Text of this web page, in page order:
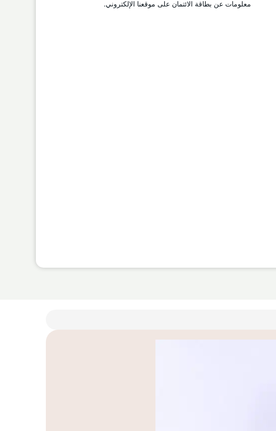
معلومات عن بطاقة الائتمان على موقعنا الإلكتروني.